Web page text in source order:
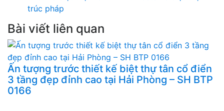
trúc pháp
Bài viết liên quan
Ấn tượng trước thiết kế biệt thự tân cổ điển
3 tầng đẹp đỉnh cao tại Hải Phòng – SH BTP
0166